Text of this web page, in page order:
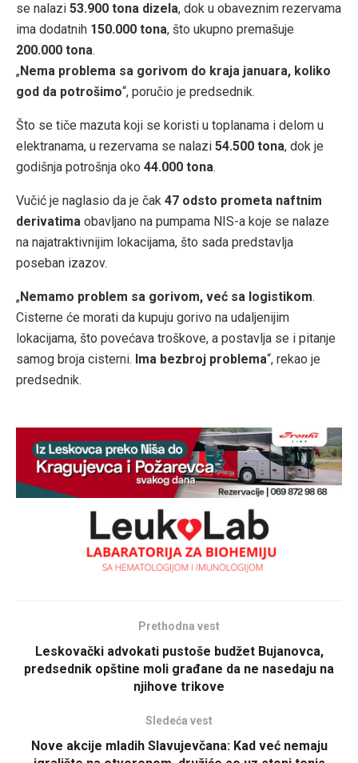
se nalazi 53.900 tona dizela, dok u obaveznim rezervama
ima dodatnih 150.000 tona, što ukupno premašuje
200.000 tona.
„Nema problema sa gorivom do kraja januara, koliko
god da potrošimo“, poručio je predsednik.
Što se tiče mazuta koji se koristi u toplanama i delom u
elektranama, u rezervama se nalazi 54.500 tona, dok je
godišnja potrošnja oko 44.000 tona.
Vučić je naglasio da je čak 47 odsto prometa naftnim
derivatima obavljano na pumpama NIS-a koje se nalaze
na najatraktivnijim lokacijama, što sada predstavlja
poseban izazov.
„Nemamo problem sa gorivom, već sa logistikom.
Cisterne će morati da kupuju gorivo na udaljenijim
lokacijama, što povećava troškove, a postavlja se i pitanje
samog broja cisterni. Ima bezbroj problema“, rekao je
predsednik.
Prethodna vest
Leskovački advokati pustoše budžet Bujanovca,
predsednik opštine moli građane da ne nasedaju na
njihove trikove
Sledeća vest
Nove akcije mladih Slavujevčana: Kad već nemaju